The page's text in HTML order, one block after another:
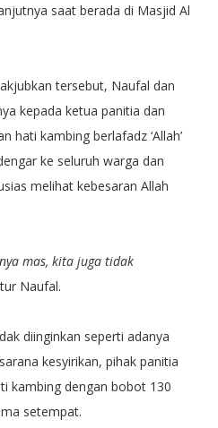
saat berada di Masjid Al
tersebut, Naufal dan
kepada ketua panitia dan
hati kambing berlafadz ‘Allah’
ke seluruh warga dan
melihat kebesaran Allah
mas, kita juga tidak
Naufal.
diinginkan seperti adanya
kesyirikan, pihak panitia
kambing dengan bobot 130
setempat.